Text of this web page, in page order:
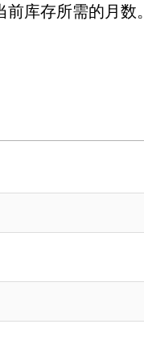
库存所需的月数。